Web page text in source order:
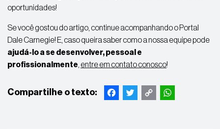
oportunidades!
Se você gostou do artigo, continue acompanhando o Portal
Dale Carnegie! E, caso queira saber como a nossa equipe pode
ajudá-lo a se desenvolver, pessoal e
profissionalmente entre em contato conosco!
FacebookTwitterCopy
WhatsApp